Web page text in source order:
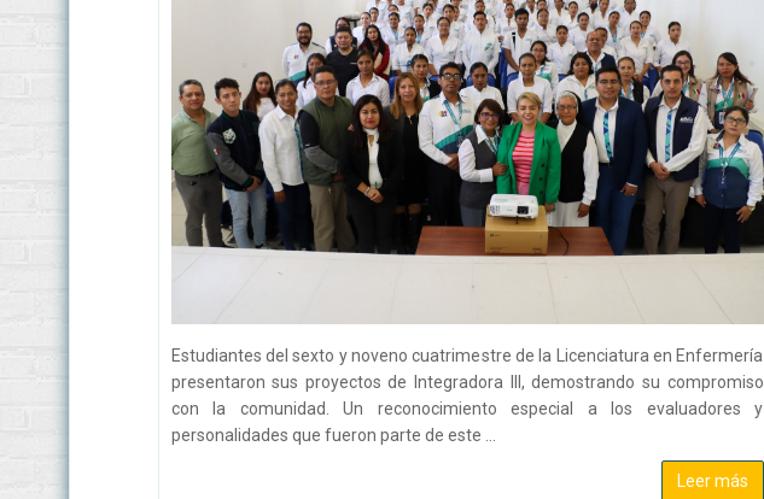
Estudiantes del sexto y noveno cuatrimestre de la Licenciatura en Enfermería
presentaron sus proyectos de Integradora III, demostrando su compromiso
con la comunidad. Un reconocimiento especial a los evaluadores y
personalidades que fueron parte de este ...
Leer más